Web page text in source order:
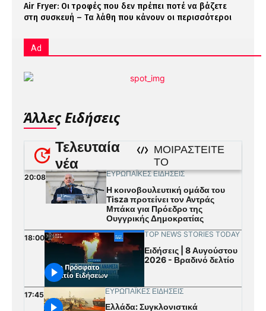
Air Fryer: Οι τροφές που δεν πρέπει ποτέ να βάζετε
στη συσκευή – Τα λάθη που κάνουν οι περισσότεροι
Ad
Άλλες Ειδήσεις